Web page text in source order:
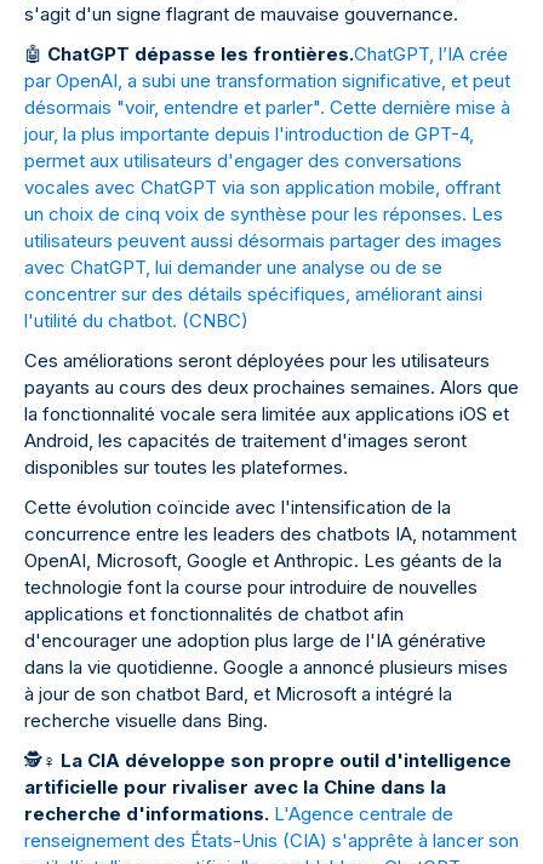
s'agit d'un signe flagrant de mauvaise gouvernance.
🤖 ChatGPT dépasse les frontières.ChatGPT, l’IA crée
par OpenAI, a subi une transformation significative, et peut
désormais "voir, entendre et parler". Cette dernière mise à
jour, la plus importante depuis l'introduction de GPT-4,
permet aux utilisateurs d'engager des conversations
vocales avec ChatGPT via son application mobile, offrant
un choix de cinq voix de synthèse pour les réponses. Les
utilisateurs peuvent aussi désormais partager des images
avec ChatGPT, lui demander une analyse ou de se
concentrer sur des détails spécifiques, améliorant ainsi
l'utilité du chatbot. (CNBC)
Ces améliorations seront déployées pour les utilisateurs
payants au cours des deux prochaines semaines. Alors que
la fonctionnalité vocale sera limitée aux applications iOS et
Android, les capacités de traitement d'images seront
disponibles sur toutes les plateformes.
Cette évolution coïncide avec l'intensification de la
concurrence entre les leaders des chatbots IA, notamment
OpenAI, Microsoft, Google et Anthropic. Les géants de la
technologie font la course pour introduire de nouvelles
applications et fonctionnalités de chatbot afin
d'encourager une adoption plus large de l'IA générative
dans la vie quotidienne. Google a annoncé plusieurs mises
à jour de son chatbot Bard, et Microsoft a intégré la
recherche visuelle dans Bing.
🕵♀ La CIA développe son propre outil d'intelligence
artificielle pour rivaliser avec la Chine dans la
recherche d'informations. L'Agence centrale de
renseignement des États-Unis (CIA) s'apprête à lancer son